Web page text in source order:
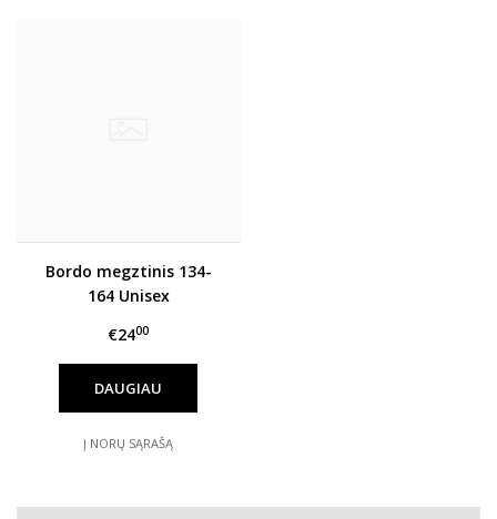
Bordo megztinis 134-
164 Unisex
€2400
DAUGIAU
Į NORŲ SĄRAŠĄ